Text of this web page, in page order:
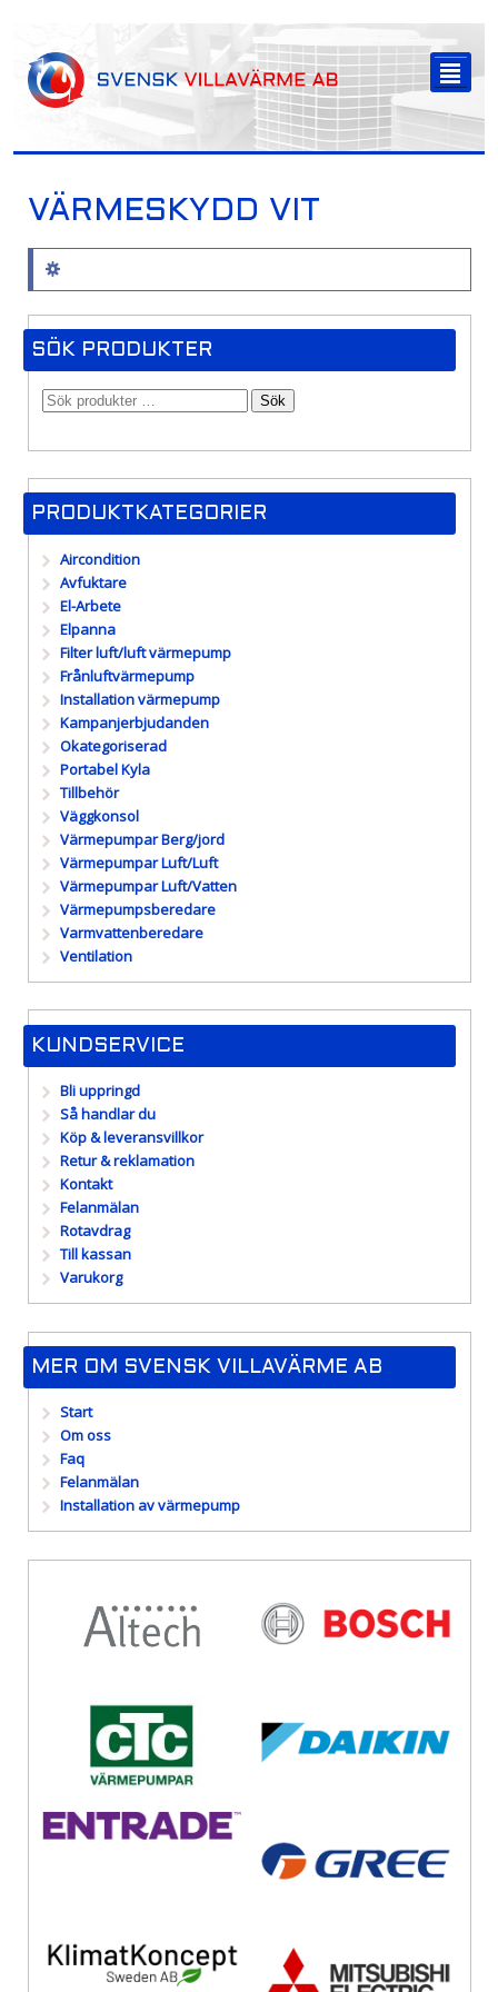
²
VÄRMESKYDD VIT
SÖK PRODUKTER
Sök
PRODUKTKATEGORIER
Aircondition
Avfuktare
El-Arbete
Elpanna
Filter luft/luft värmepump
Frånluftvärmepump
Installation värmepump
Kampanjerbjudanden
Okategoriserad
Portabel Kyla
Tillbehör
Väggkonsol
Värmepumpar Berg/jord
Värmepumpar Luft/Luft
Värmepumpar Luft/Vatten
Värmepumpsberedare
Varmvattenberedare
Ventilation
KUNDSERVICE
Bli uppringd
Så handlar du
Köp & leveransvillkor
Retur & reklamation
Kontakt
Felanmälan
Rotavdrag
Till kassan
Varukorg
MER OM SVENSK VILLAVÄRME AB
Start
Om oss
Faq
Felanmälan
Installation av värmepump